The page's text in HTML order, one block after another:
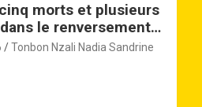
morts et plusieurs
le renversement
près de Nzinga
Tonbon Nzali Nadia Sandrine